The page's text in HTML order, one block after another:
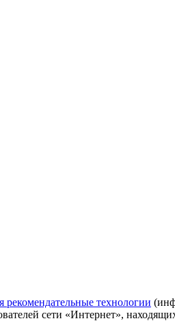
рекомендательные технологии
сети «Интернет»,